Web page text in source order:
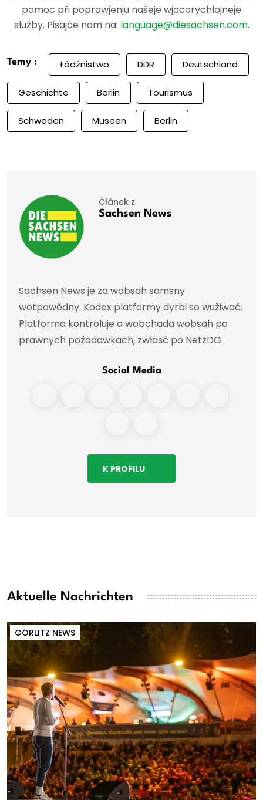
pomoc při poprawjenju našeje wjacorychłojneje
słužby. Pisajće nam na: language@diesachsen.com.
Temy : Łódźnistwo DDR Deutschland
Geschichte Berlin Tourismus
Schweden Museen Berlin
Čłánek z
Sachsen News
Sachsen News je za wobsah samsny
wotpowědny. Kodex platformy dyrbi so wužiwać.
Platforma kontroluje a wobchada wobsah po
prawnych požadawkach, zwłasć po NetzDG.
Social Media
K PROFILU
Aktuelle Nachrichten
GÖRLITZ NEWS